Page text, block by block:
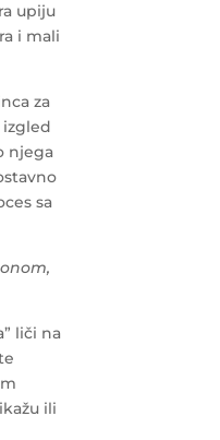
upiju
i mali
za
izgled
njega
sa
liči na
ili